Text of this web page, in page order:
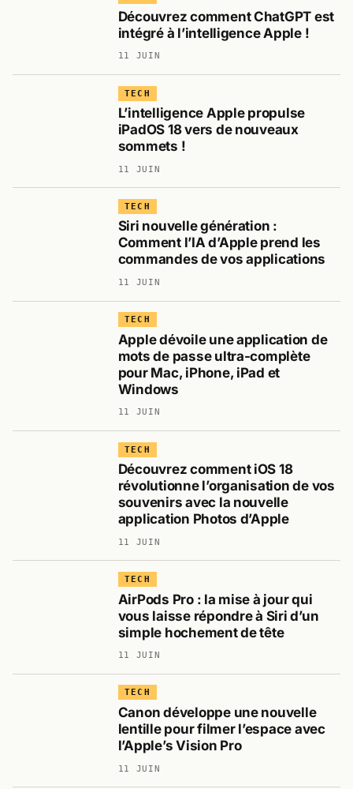
Découvrez comment ChatGPT est
intégré à l’intelligence Apple !
11 JUIN
TECH
L’intelligence Apple propulse
iPadOS 18 vers de nouveaux
sommets !
11 JUIN
TECH
Siri nouvelle génération :
Comment l’IA d’Apple prend les
commandes de vos applications
11 JUIN
TECH
Apple dévoile une application de
mots de passe ultra-complète
pour Mac, iPhone, iPad et
Windows
11 JUIN
TECH
Découvrez comment iOS 18
révolutionne l’organisation de vos
souvenirs avec la nouvelle
application Photos d’Apple
11 JUIN
TECH
AirPods Pro : la mise à jour qui
vous laisse répondre à Siri d’un
simple hochement de tête
11 JUIN
TECH
Canon développe une nouvelle
lentille pour filmer l’espace avec
l’Apple’s Vision Pro
11 JUIN